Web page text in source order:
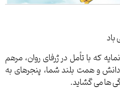
که با تأمل در ژرفای روان، مرهم
و همت بلند شما، پنجرهای به
ها می گشاید.